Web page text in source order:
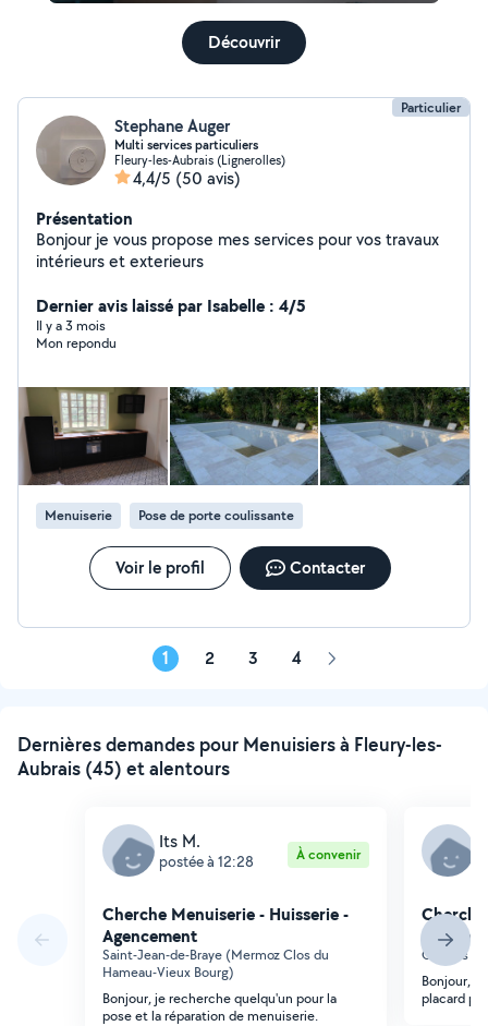
Découvrir
Particulier
Stephane Auger
Multi services particuliers
Fleury-les-Aubrais (Lignerolles)
4,4/5 (50 avis)
Présentation
Bonjour je vous propose mes services pour vos travaux
intérieurs et exterieurs
Dernier avis laissé par Isabelle : 4/5
Il y a 3 mois
Mon repondu
Menuiserie Pose de porte coulissante
Voir le profil Contacter
1 2 3 4 Page
Dernières demandes pour Menuisiers à Fleury-les-
Aubrais (45) et alentours
Its M.
postée à 12:28 À convenir
Cherche Menuiserie - Huisserie -
Agencement
Saint-Jean-de-Braye (Mermoz Clos du
Hameau-Vieux Bourg)
Bonjour, je recherche quelqu'un pour la
pose et la réparation de menuiserie.
Orléans
Bonjour,
placard